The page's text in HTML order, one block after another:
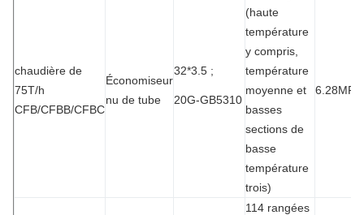
chaudière de
75T/h
CFB/CFBB/CFBC
Économiseur
nu de tube
32*3.5 ;
20G-GB5310
(haute
température
y compris,
température
moyenne et
basses
sections de
basse
température
trois)
6.28MPa
114 rangées